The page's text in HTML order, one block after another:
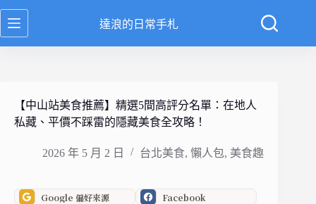
跳
至
達浪的日常手札
【中山站美食推薦】精選5間高評分名單：在地人
私藏、平價不踩雷的隱藏美食全攻略！
2026 年 5 月 2 日 台北美食, 懶人包, 美食趣
Google 偏好來源
Facebook